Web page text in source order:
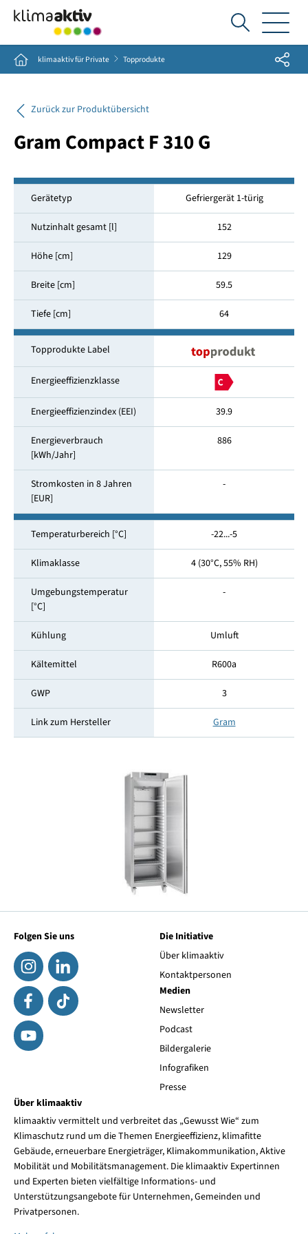
Ich
suche...
Home klimaaktiv für Private Topprodukte Share
Zurück zur Produktübersicht
Gram Compact F 310 G
Gerätetyp Gefriergerät 1-türig
Nutzinhalt gesamt [l] 152
Höhe [cm] 129
Breite [cm] 59.5
Tiefe [cm] 64
Topprodukte Label
Energieeffizienzklasse
Energieeffizienzindex (EEI) 39.9
Energieverbrauch
[kWh/Jahr]
886
Stromkosten in 8 Jahren
[EUR]
-
Temperaturbereich [°C] -22...-5
Klimaklasse 4 (30°C, 55% RH)
Umgebungstemperatur
[°C]
-
Kühlung Umluft
Kältemittel R600a
GWP 3
Link zum Hersteller Gram
Folgen Sie uns
Die Initiative
Über klimaaktiv
Kontaktpersonen
Medien
Newsletter
Podcast
Bildergalerie
Infografiken
Presse
Über klimaaktiv
klimaaktiv vermittelt und verbreitet das „Gewusst Wie“ zum
Klimaschutz rund um die Themen Energieeffizienz, klimafitte
Gebäude, erneuerbare Energieträger, Klimakommunikation, Aktive
Mobilität und Mobilitätsmanagement. Die klimaaktiv Expertinnen
und Experten bieten vielfältige Informations- und
Unterstützungsangebote für Unternehmen, Gemeinden und
Privatpersonen.